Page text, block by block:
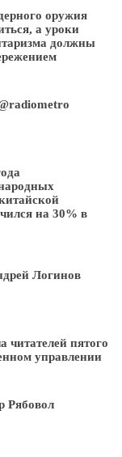
оружия
а уроки
должны
на 30% в
Логинов
читателей пятого
управлении
Рябовол